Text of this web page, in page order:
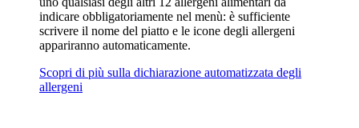
indicare obbligatoriamente nel menù: è sufficiente
scrivere il nome del piatto e le icone degli allergeni
appariranno automaticamente.
Scopri di più sulla dichiarazione automatizzata degli
allergeni